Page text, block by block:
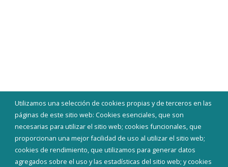
Utilizamos una selección de cookies propias y de terceros en las
páginas de este sitio web: Cookies esenciales, que son
necesarias para utilizar el sitio web; cookies funcionales, que
proporcionan una mejor facilidad de uso al utilizar el sitio web;
cookies de rendimiento, que utilizamos para generar datos
agregados sobre el uso y las estadísticas del sitio web; y cookies